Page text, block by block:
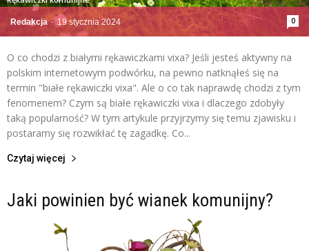
Redakcja - 19 stycznia 2024 0
O co chodzi z białymi rękawiczkami vixa? Jeśli jesteś aktywny na
polskim internetowym podwórku, na pewno natknąłeś się na
termin "białe rękawiczki vixa". Ale o co tak naprawdę chodzi z tym
fenomenem? Czym są białe rękawiczki vixa i dlaczego zdobyły
taką popularność? W tym artykule przyjrzymy się temu zjawisku i
postaramy się rozwikłać tę zagadkę. Co...
Czytaj więcej
Jaki powinien być wianek komunijny?